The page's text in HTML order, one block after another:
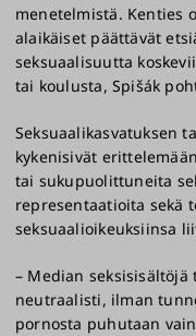
menetelmistä. Kenties
alaikäiset päättävät
seksuaalisuutta
tai koulusta, Spišák
Seksuaalikasvatuksen
kykenisivät
tai sukupuolittuneita
representaatioita sekä
seksuaalioikeuksiinsa
– Median
neutraalisti, ilman
pornosta puhutaan